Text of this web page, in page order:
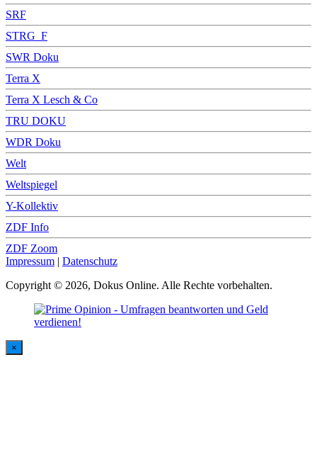
SRF
STRG_F
SWR Doku
Terra X
Terra X Lesch & Co
TRU DOKU
WDR Doku
Welt
Weltspiegel
Y-Kollektiv
ZDF Info
ZDF Zoom
Impressum | Datenschutz
Copyright © 2026, Dokus Online. Alle Rechte vorbehalten.
×